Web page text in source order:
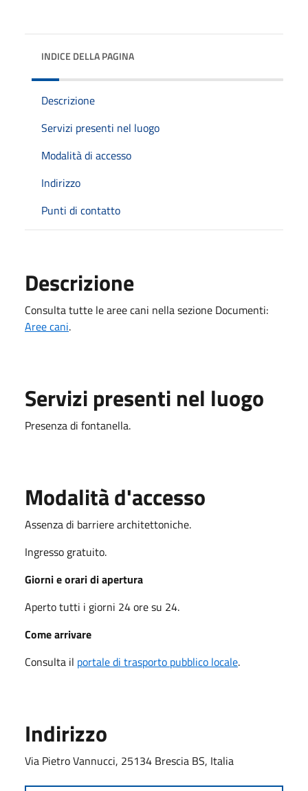
INDICE DELLA PAGINA
Descrizione
Servizi presenti nel luogo
Modalità di accesso
Indirizzo
Punti di contatto
Descrizione
Consulta tutte le aree cani nella sezione Documenti:
Aree cani.
Servizi presenti nel luogo
Presenza di fontanella.
Modalità d'accesso
Assenza di barriere architettoniche.
Ingresso gratuito.
Giorni e orari di apertura
Aperto tutti i giorni 24 ore su 24.
Come arrivare
Consulta il portale di trasporto pubblico locale.
Indirizzo
Via Pietro Vannucci, 25134 Brescia BS, Italia